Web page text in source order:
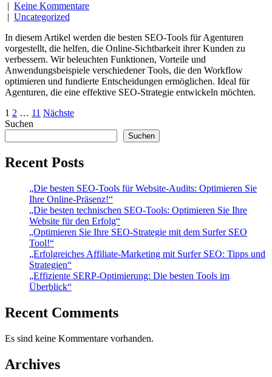
| Keine Kommentare
| Uncategorized
In diesem Artikel werden die besten SEO-Tools für Agenturen
vorgestellt, die helfen, die Online-Sichtbarkeit ihrer Kunden zu
verbessern. Wir beleuchten Funktionen, Vorteile und
Anwendungsbeispiele verschiedener Tools, die den Workflow
optimieren und fundierte Entscheidungen ermöglichen. Ideal für
Agenturen, die eine effektive SEO-Strategie entwickeln möchten.
Seitennummerierung
der
Beiträge
1 2 … 11 Nächste
Suchen
Suchen
Recent Posts
„Die besten SEO-Tools für Website-Audits: Optimieren Sie
Ihre Online-Präsenz!“
„Die besten technischen SEO-Tools: Optimieren Sie Ihre
Website für den Erfolg“
„Optimieren Sie Ihre SEO-Strategie mit dem Surfer SEO
Tool!“
„Erfolgreiches Affiliate-Marketing mit Surfer SEO: Tipps und
Strategien“
„Effiziente SERP-Optimierung: Die besten Tools im
Überblick“
Recent Comments
Es sind keine Kommentare vorhanden.
Archives